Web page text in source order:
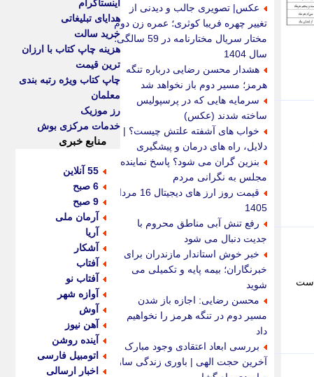
عکس| تصویری جالب و دیدنی از
تغییر چهره فریبا کوثری؛ عمره زن دوم
مختار سریال مختارنامه در 59 سالگی؛
سال 1404
هشدار محسن رضایی درباره تنگه
هرمز؛ مسیر دوم باز نخواهد شد
سرمایه هایی که در پرسپولیس
ساخته شدند (عکس)
خواب های آشفته علتش چیست؟ |
دلایل، راه های درمان و پیشگیری
بنزین گران می شود؟ پاسخ نماینده
مجلس به نگرانی مردم
قیمت روز ارز های دیجیتال 16 مرداد
1405
رفع تنش آبی مناطق محروم با
جدیت دنبال می شود
خبر خوش استاندار مازندران برای
خبرنگاران؛ بیمه پایه و تکمیلی می
شوید
محسن رضایی: اجازه باز شدن
مسیر دوم در تنگه هرمز را نخواهیم
داد
بررسی ابعاد اعتقادی وجود مبارک
آخرین حجت الهی | باوری زندگی ساز
اینستاگرام
هدایای تبلیغاتی
خرید سالت
هزینه چاپ کتاب با ارزان
ترین قیمت
چاپ کتاب ویژه رتبه بندی
معلمان
رز موزیک
خدمات مرکزی بوش
منابع خبری
55 آنلاین
6 صبح
9 صبح
آرمان ملی
آریا
آشکار
آفتاب
آفتاب نو
آوازه شهر
آوش
آهن نیوز
آینده روشن
اتومبیل فارسی
اخبار ارسالی